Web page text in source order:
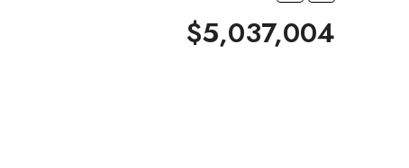
$5,037,004